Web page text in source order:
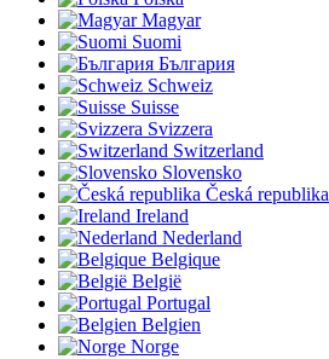
Magyar
Suomi
България
Schweiz
Suisse
Svizzera
Switzerland
Slovensko
Česká republika
Ireland
Nederland
Belgique
België
Portugal
Belgien
Norge